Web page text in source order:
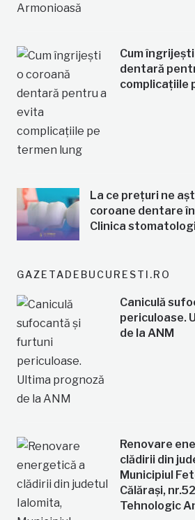
Cum
dentară
complicațiile
La ce prețuri ne
coroane dentare
Clinica
GAZETADEBUCURESTI.RO
Caniculă
periculoase.
de la ANM
Renovare
clădirii din
Municipiul
Călărași,
Tehnologic